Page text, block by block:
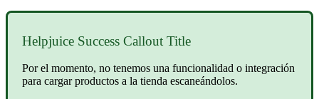
Helpjuice Success Callout Title
Por el momento, no tenemos una funcionalidad o integración
para cargar productos a la tienda escaneándolos.